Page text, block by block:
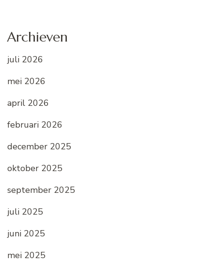
Archieven
juli 2026
mei 2026
april 2026
februari 2026
december 2025
oktober 2025
september 2025
juli 2025
juni 2025
mei 2025